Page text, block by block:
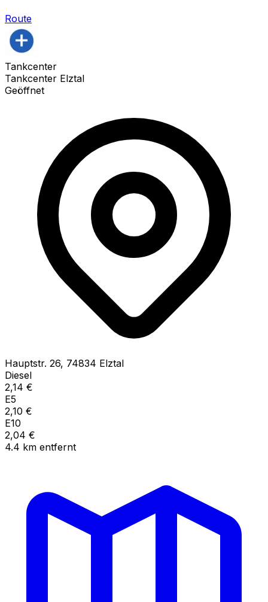
Route
Tankcenter
Tankcenter Elztal
Geöffnet
Hauptstr. 26, 74834 Elztal
Diesel
2,14 €
E5
2,10 €
E10
2,04 €
4.4 km entfernt